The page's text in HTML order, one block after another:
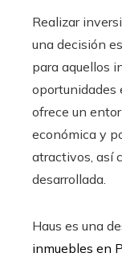
Realizar
una decisión
para aquellos
oportunidades
ofrece un
económica y
atractivos, así
desarrollada.
Haus es una
inmuebles en